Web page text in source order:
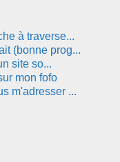
à traverse...
(bonne prog...
site so...
mon fofo
m'adresser ...